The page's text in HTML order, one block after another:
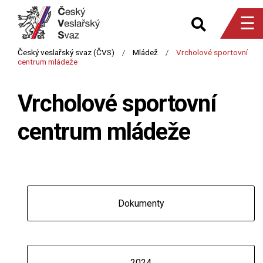
☰
Vrcholové sportovní
centrum mládeže
Dokumenty